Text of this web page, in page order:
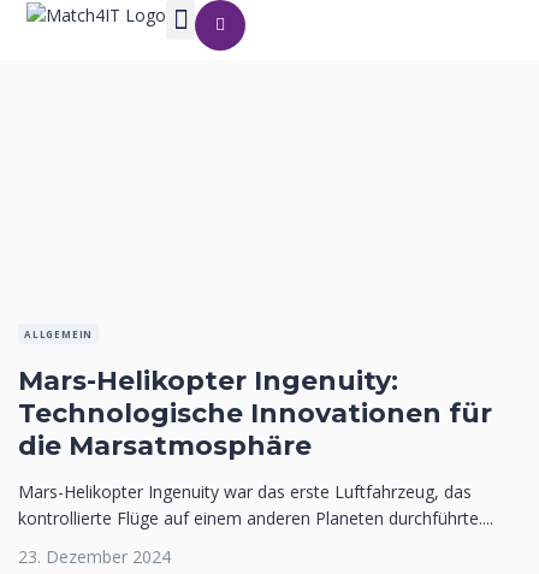
ALLGEMEIN
Mars-Helikopter Ingenuity:
Technologische Innovationen für
die Marsatmosphäre
Mars-Helikopter Ingenuity war das erste Luftfahrzeug, das
kontrollierte Flüge auf einem anderen Planeten durchführte....
23. Dezember 2024